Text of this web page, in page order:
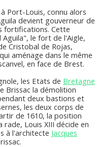
Port-Louis, connu alors
devient gouverneur de
fortifications. Cette
le fort de l'Aigle,
Cristobal de Rojas,
aménage dans le même
en face de Brest.
les Etats de Bretagne
Brissac la démolition
deux bastions et
les deux corps de
de 1610, la position
Louis XIII décide en
à l'architecte Jacques